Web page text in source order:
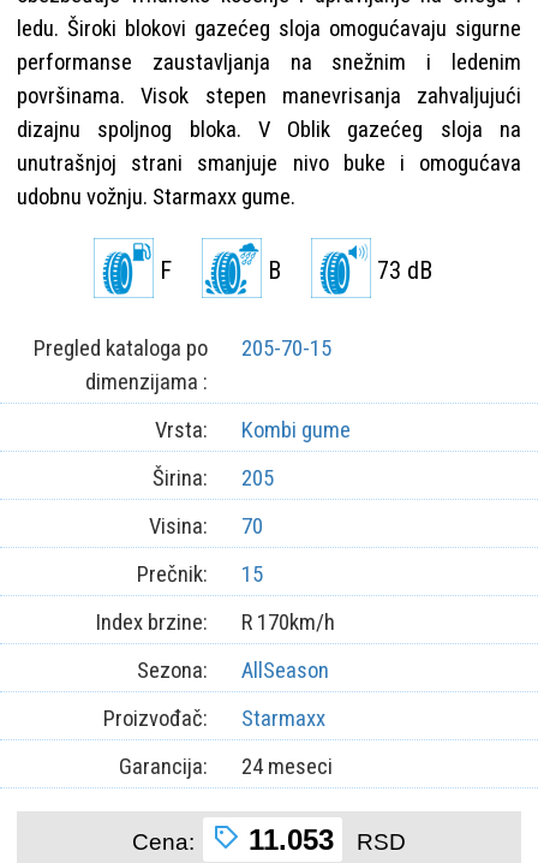
ledu. Široki blokovi gazećeg sloja omogućavaju sigurne
performanse zaustavljanja na snežnim i ledenim
površinama. Visok stepen manevrisanja zahvaljujući
dizajnu spoljnog bloka. V Oblik gazećeg sloja na
unutrašnjoj strani smanjuje nivo buke i omogućava
udobnu vožnju. Starmaxx gume.
F B 73 dB
Pregled kataloga po
dimenzijama :
205-70-15
Vrsta:
Kombi gume
Širina:
205
Visina:
70
Prečnik:
15
Index brzine:
R 170km/h
Sezona:
AllSeason
Proizvođač:
Starmaxx
Garancija:
24 meseci
Cena: 11.053 RSD